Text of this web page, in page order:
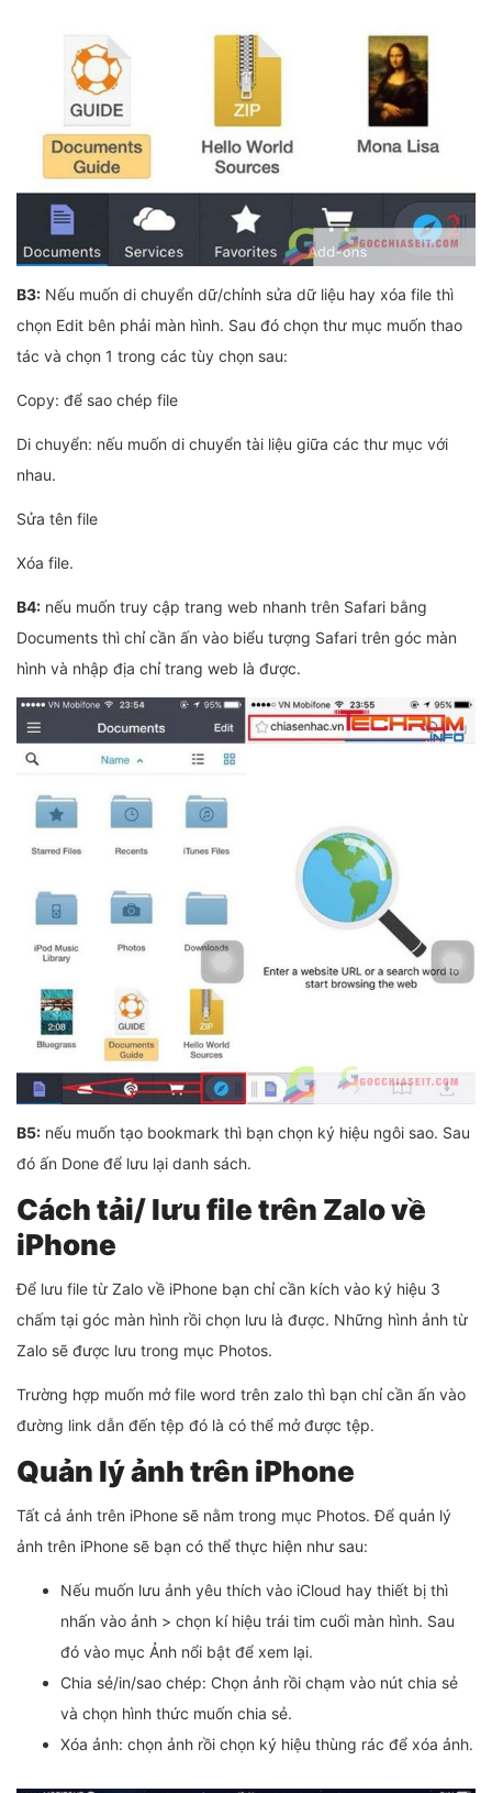
B3: Nếu muốn di chuyển dữ/chỉnh sửa dữ liệu hay xóa file thì
chọn Edit bên phải màn hình. Sau đó chọn thư mục muốn thao
tác và chọn 1 trong các tùy chọn sau:
Copy: để sao chép file
Di chuyển: nếu muốn di chuyển tài liệu giữa các thư mục với
nhau.
Sửa tên file
Xóa file.
B4: nếu muốn truy cập trang web nhanh trên Safari bằng
Documents thì chỉ cần ấn vào biểu tượng Safari trên góc màn
hình và nhập địa chỉ trang web là được.
B5: nếu muốn tạo bookmark thì bạn chọn ký hiệu ngôi sao. Sau
đó ấn Done để lưu lại danh sách.
Cách tải/ lưu file trên Zalo về
iPhone
Để lưu file từ Zalo về iPhone bạn chỉ cần kích vào ký hiệu 3
chấm tại góc màn hình rồi chọn lưu là được. Những hình ảnh từ
Zalo sẽ được lưu trong mục Photos.
Trường hợp muốn mở file word trên zalo thì bạn chỉ cần ấn vào
đường link dẫn đến tệp đó là có thể mở được tệp.
Quản lý ảnh trên iPhone
Tất cả ảnh trên iPhone sẽ nằm trong mục Photos. Để quản lý
ảnh trên iPhone sẽ bạn có thể thực hiện như sau:
Nếu muốn lưu ảnh yêu thích vào iCloud hay thiết bị thì
nhấn vào ảnh > chọn kí hiệu trái tim cuối màn hình. Sau
đó vào mục Ảnh nổi bật để xem lại.
Chia sẻ/in/sao chép: Chọn ảnh rồi chạm vào nút chia sẻ
và chọn hình thức muốn chia sẻ.
Xóa ảnh: chọn ảnh rồi chọn ký hiệu thùng rác để xóa ảnh.